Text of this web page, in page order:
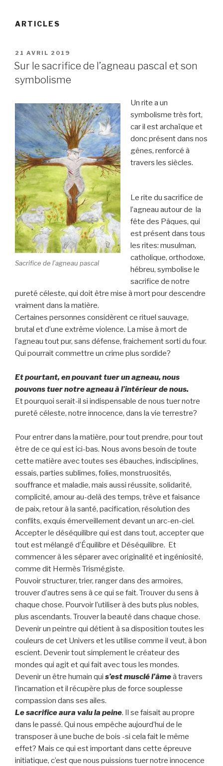
ARTICLES
PUBLIÉ
LE
21 AVRIL 2019
Sur le sacrifice de l’agneau pascal et son
symbolisme
Sacrifice de l’agneau pascal
Un rite a un
symbolisme très fort,
car il est archaïque et
donc présent dans nos
gênes, renforcé à
travers les siècles.
Le rite du sacrifice de
l’agneau autour de la
fête des Pâques, qui
est présent dans tous
les rites: musulman,
catholique, orthodoxe,
hébreu, symbolise le
sacrifice de notre
pureté céleste, qui doit être mise à mort pour descendre
vraiment dans la matière.
Certaines personnes considèrent ce rituel sauvage,
brutal et d’une extrême violence. La mise à mort de
l’agneau tout pur, sans défense, fraichement sorti du four.
Qui pourrait commettre un crime plus sordide?
Et pourtant, en pouvant tuer un agneau, nous
pouvons tuer notre agneau à l’intérieur de nous.
Et pourquoi serait-il si indispensable de nous tuer notre
pureté céleste, notre innocence, dans la vie terrestre?
Pour entrer dans la matière, pour tout prendre, pour tout
être de ce qui est ici-bas. Nous avons besoin de toute
cette matière avec toutes ses ébauches, indisciplines,
essais, parties sublimes, folies, monstruosités,
souffrance et maladie, mais aussi réussite, solidarité,
complicité, amour au-delà des temps, trêve et faisance
de paix, retour à la santé, pacification, résolution des
conflits, exquis émerveillement devant un arc-en-ciel.
Accepter le déséquilibre qui est dans tout, accepter que
tout est mélangé d’Équilibre et Déséquilibre. Et
commencer à les séparer avec originalité et ingéniosité,
comme dit Hermès Trismégiste.
Pouvoir structurer, trier, ranger dans des armoires,
trouver d’autres sens à ce qui se fait. Trouver du sens à
chaque chose. Pourvoir l’utiliser à des buts plus nobles,
plus ascendants. Trouver la beauté dans chaque chose.
Devenir un peintre qui détient à sa disposition toutes les
couleurs de cet Univers et les utilise comme il veut, à bon
escient. Devenir tout simplement le créateur des
mondes qui agit et qui fait avec tous les mondes.
Devenir un être humain qui s’est musclé l’âmeà travers
l’incarnation et il récupère plus de force souplesse
compassion dans ses ailes.
Le sacrifice aura valu la peine. Il se faisait au propre
dans le passé. Qui nous empêche aujourd’hui de le
transposer à une buche de bois -si cela fait le même
effet? Mais ce qui est important dans cette épreuve
initiatique, c’est que nous puissions tuer notre innocence